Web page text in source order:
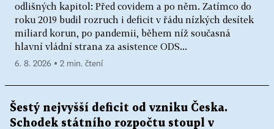
odlišných kapitol: Před covidem a po něm. Zatímco do
roku 2019 budil rozruch i deficit v řádu nízkých desítek
miliard korun, po pandemii, během níž současná
hlavní vládní strana za asistence ODS...
6. 8. 2026 ▪ 2 min. čtení
Šestý nejvyšší deficit od vzniku Česka.
Schodek státního rozpočtu stoupl v